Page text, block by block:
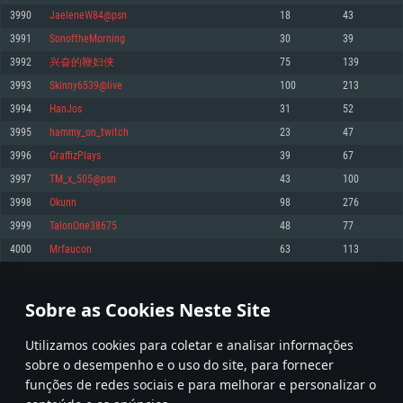
Sobre as Cookies Neste Site
Utilizamos cookies para coletar e analisar informações
sobre o desempenho e o uso do site, para fornecer
funções de redes sociais e para melhorar e personalizar o
Memória: 4GB
Placa Gráfica: Placa com DirectX 11: AMD Radeon 77XX / NVIDIA GeForce
GTX 660. Resolução mínima suportada: 720p
Network: Internet de banda larga.
Disco: 23,1 GB
Recomendado
superior, Radeon RX 570 ou superior
Disco: 75,9 GB
Memória: 6 GB
Placa Gráfica: Intel Iris Pro 5200 (Mac), equivalentes AMD/Nvidia para Mac.
Resolução mínima suportada: 720p com suporte Metal.
Network: Internet de banda larga.
Disco: 21,5 GB
Recomendado
Network: Internet de banda larga.
Memória: 4 GB
Placa Gráfica: NVIDIA 660 com os drivers mais recentes (não mais de 6
meses) / equivalentes AMD com os drivers mais recentes com suporte
Vulkan (não mais de 6 meses); Resolução mínima suportada: 720p.
Network: Internet de banda larga.
Disco: 21,5 GB
Recomendado
Sistema Operativo: Ubuntu 20.04 64bit
Processador: Intel Core i7
Memória: 16 GB
Placa Gráfica: NVIDIA 1060 com os drivers mais recentes (não mais de 6
meses) / equivalentes AMD (Radeon RX 570) com os drivers mais recentes
Network: Internet de banda larga.
3990 JaeleneW84@psn 18 43
3991 SonoftheMorning 30 39
3992 兴奋的鞭妇侠 75 139
3993 Skinny6539@live 100 213
3994 HanJos 31 52
3995 hammy_on_twitch 23 47
3996 GraffizPlays 39 67
3997 TM_x_505@psn 43 100
3998 Okunn 98 276
3999 TalonOne38675 48 77
4000 Mrfaucon 63 113